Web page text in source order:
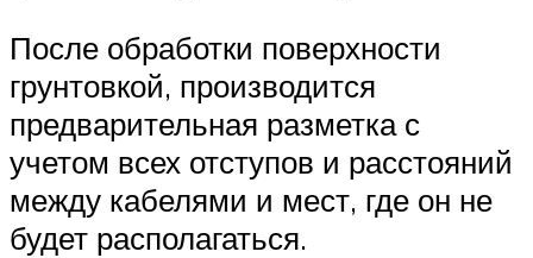
После обработки поверхности
грунтовкой, производится
предварительная разметка с
учетом всех отступов и расстояний
между кабелями и мест, где он не
будет располагаться.